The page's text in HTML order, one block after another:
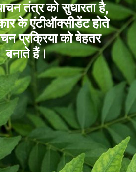
तंत्र को सुधारता है,
के एंटीऑक्सीडेंट होते
प्रक्रिया को बेहतर
बनाते हैं।